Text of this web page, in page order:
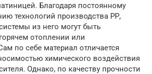
Благодаря постоянному
технологий производства РР,
из него могут быть
отоплении или
по себе материал отличается
химического воздействия
Однако, по качеству прочности